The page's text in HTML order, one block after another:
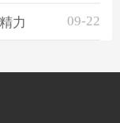
力 09-22